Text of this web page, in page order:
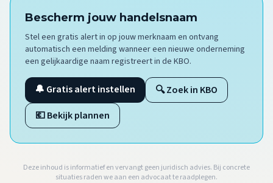
Bescherm jouw handelsnaam
Stel een gratis alert in op jouw merknaam en ontvang
automatisch een melding wanneer een nieuwe onderneming
een gelijkaardige naam registreert in de KBO.
🔔 Gratis alert instellen
🔍 Zoek in KBO
💶 Bekijk plannen
Deze inhoud is informatief en vervangt geen juridisch advies. Bij concrete
situaties raden we aan een advocaat te raadplegen.